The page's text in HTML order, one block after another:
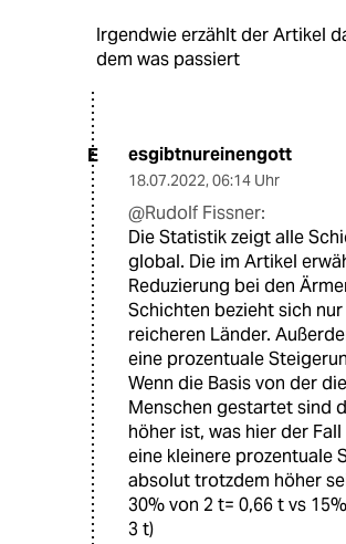
Irgendwie erzählt der Artikel
dem was passiert
E esgibtnureinengott
18.07.2022, 06:14 Uhr
@Rudolf Fissner:
Die Statistik zeigt alle
global. Die im Artikel
Reduzierung bei den
Schichten bezieht sich
reicheren Länder.
eine prozentuale
Wenn die Basis von der
Menschen gestartet sind
höher ist, was hier der Fall
eine kleinere prozentuale
absolut trotzdem höher
30% von 2 t= 0,66 t vs
3 t)